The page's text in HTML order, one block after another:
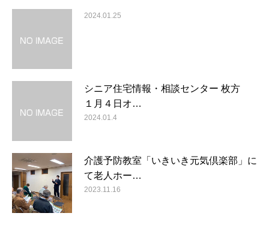
2024.01.25
シニア住宅情報・相談センター 枚方
１月４日オ…
2024.01.4
介護予防教室「いきいき元気倶楽部」に
て老人ホー…
2023.11.16